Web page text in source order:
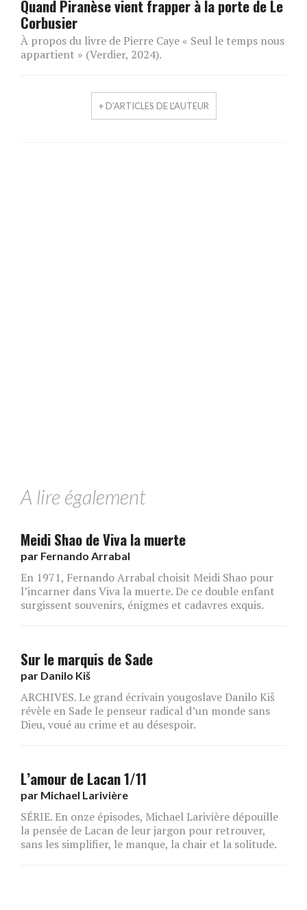
Quand Piranèse vient frapper à la porte de Le
Corbusier
À propos du livre de Pierre Caye « Seul le temps nous
appartient » (Verdier, 2024).
+ D'ARTICLES DE L'AUTEUR
A lire également
Meidi Shao de Viva la muerte
par Fernando Arrabal
En 1971, Fernando Arrabal choisit Meidi Shao pour
l’incarner dans Viva la muerte. De ce double enfant
surgissent souvenirs, énigmes et cadavres exquis.
Sur le marquis de Sade
par Danilo Kiš
ARCHIVES. Le grand écrivain yougoslave Danilo Kiš
révèle en Sade le penseur radical d’un monde sans
Dieu, voué au crime et au désespoir.
L’amour de Lacan 1/11
par Michael Larivière
SÉRIE. En onze épisodes, Michael Larivière dépouille
la pensée de Lacan de leur jargon pour retrouver,
sans les simplifier, le manque, la chair et la solitude.